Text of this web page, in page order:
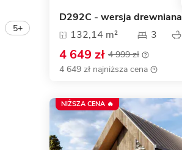
5+
D292C - wersja drewniana
132,14 m²
3
4 649 zł 4 999 zł
4 649 zł najniższa cena
NIŻSZA CENA 🔥